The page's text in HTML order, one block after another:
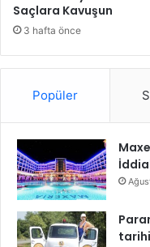
d
F
m
a
a
e
s
m
e
H
a
m
Saçlara Kavuşun
3 hafta önce
Popüler